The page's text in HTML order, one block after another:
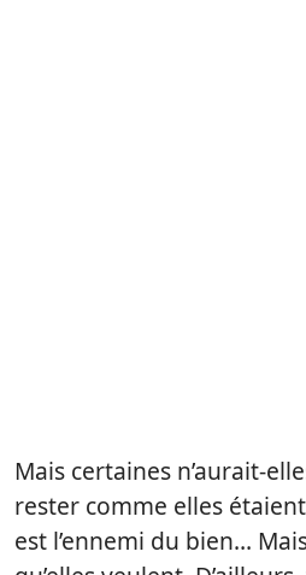
Mais certaines n’aurait-
rester comme elles
est l’ennemi du bien…